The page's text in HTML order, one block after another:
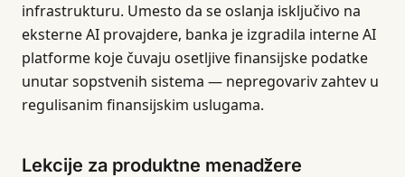
infrastrukturu. Umesto da se oslanja isključivo na
eksterne AI provajdere, banka je izgradila interne AI
platforme koje čuvaju osetljive finansijske podatke
unutar sopstvenih sistema — nepregovariv zahtev u
regulisanim finansijskim uslugama.
Lekcije za produktne menadžere